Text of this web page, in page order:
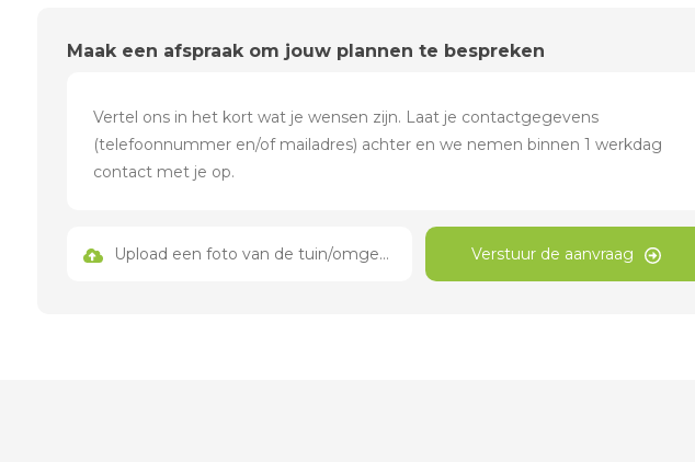
Maak een afspraak om jouw plannen te bespreken
Upload een foto van de tuin/omgeving Verstuur de aanvraag